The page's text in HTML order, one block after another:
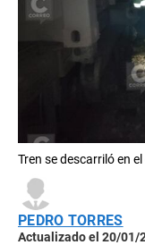
Tren se descarriló en
PEDRO TORRES
Actualizado el 20/01/